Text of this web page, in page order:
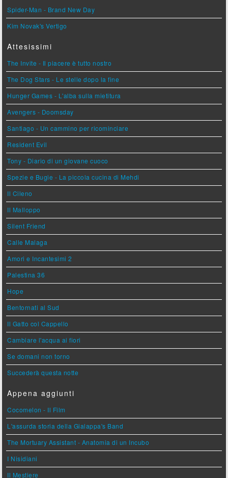
Spider-Man - Brand New Day
Kim Novak's Vertigo
Attesissimi
The Invite - Il piacere è tutto nostro
The Dog Stars - Le stelle dopo la fine
Hunger Games - L'alba sulla mietitura
Avengers - Doomsday
Santiago - Un cammino per ricominciare
Resident Evil
Tony - Diario di un giovane cuoco
Spezie e Bugie - La piccola cucina di Mehdi
Il Cileno
Il Malloppo
Silent Friend
Calle Malaga
Amori e Incantesimi 2
Palestina 36
Hope
Bentornati al Sud
Il Gatto col Cappello
Cambiare l'acqua ai fiori
Se domani non torno
Succederà questa notte
Appena aggiunti
Cocomelon - Il Film
L'assurda storia della Gialappa's Band
The Mortuary Assistant - Anatomia di un Incubo
I Nisidiani
Il Mestiere